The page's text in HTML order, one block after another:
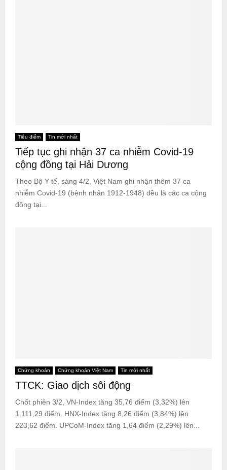
Tiêu điểm Tin mới nhất
Tiếp tục ghi nhận 37 ca nhiễm Covid-19
cộng đồng tại Hải Dương
Theo Bộ Y tế, sáng 4/2, Việt Nam ghi nhận thêm 37 ca
nhiễm Covid-19 (bệnh nhân 1912-1948) đều là các ca cộng
đồng tại...
Chứng khoán Chứng khoán Việt Nam Tin mới nhất
TTCK: Giao dịch sôi động
Chốt phiên 3/2, VN-Index tăng 35,76 điểm (3,32%) lên
1.111,29 điểm. HNX-Index tăng 8,26 điểm (3,84%) lên
223,62 điểm. UPCoM-Index tăng 1,64 điểm (2,29%) lên...